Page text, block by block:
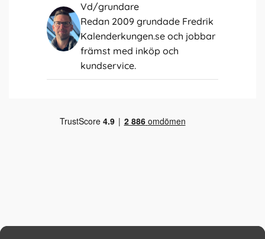
Vd/grundare
Redan 2009 grundade Fredrik
Kalenderkungen.se och jobbar
främst med inköp och
kundservice.